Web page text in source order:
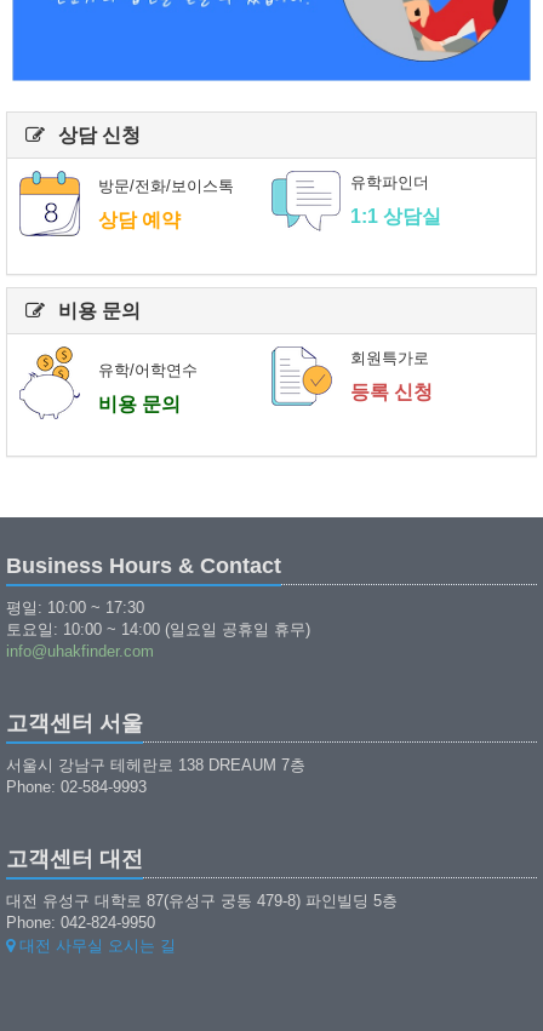
상담 신청
방문/전화/보이스톡
상담 예약
유학파인더
1:1 상담실
비용 문의
유학/어학연수
비용 문의
회원특가로
등록 신청
Business Hours & Contact
평일: 10:00 ~ 17:30
토요일: 10:00 ~ 14:00 (일요일 공휴일 휴무)
info@uhakfinder.com
고객센터 서울
서울시 강남구 테헤란로 138 DREAUM 7층
Phone: 02-584-9993
고객센터 대전
대전 유성구 대학로 87(유성구 궁동 479-8) 파인빌딩 5층
Phone: 042-824-9950
대전 사무실 오시는 길